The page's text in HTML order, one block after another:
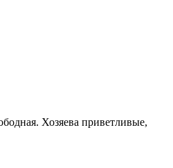
Хозяева приветливые,